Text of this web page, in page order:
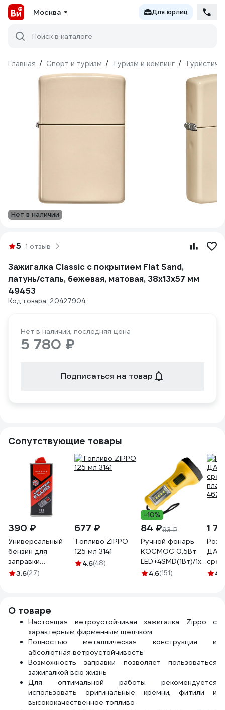
Москва Для юрлиц
Поиск в каталоге
Главная / Спорт и туризм / Туризм и кемпинг /
Нет в наличии
5 1 отзыв
Зажигалка Classic с покрытием Flat Sand,
латунь/сталь, бежевая, матовая, 38x13x57 мм
49453
Код товара: 20427904
Нет в наличии, последняя цена
5 780 ₽
Подписаться на товар
Сопутствующие товары
390 ₽
Универсальный
бензин для
заправки
зажигалок или
3.6(27)
677 ₽
Топливо ZIPPO
125 мл 3141
4.6(48)
-10%
84 ₽93 ₽
Ручной фонарь
КОСМОС 0,5Вт
LED+4SMD(1Вт)/1xAA/
корпус ABS-
4.6(151)
1
4.3
О товаре
Настоящая ветроустойчивая зажигалка Zippo с
характерным фирменным щелчком
Полностью металлическая конструкция и
абсолютная ветроустойчивость
Возможность заправки позволяет пользоваться
зажигалкой всю жизнь
Для оптимальной работы рекомендуется
использовать оригинальные кремни, фитили и
высококачественное топливо